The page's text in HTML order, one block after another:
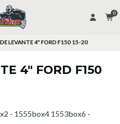
0
LEVANTE 4" FORD F150 15-20
4" FORD F150
- 1555box4 1553box6 -